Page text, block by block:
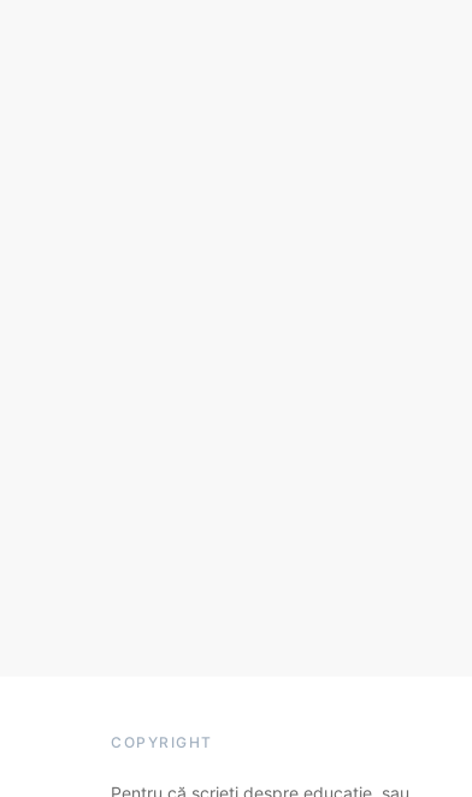
COPYRIGHT
Pentru că scrieți despre educație, sau